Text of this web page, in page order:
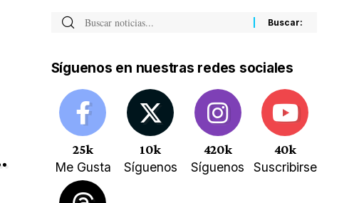
Síguenos en nuestras redes sociales
25k
Me Gusta
10k
Síguenos
420k
Síguenos
40k
Suscribirse